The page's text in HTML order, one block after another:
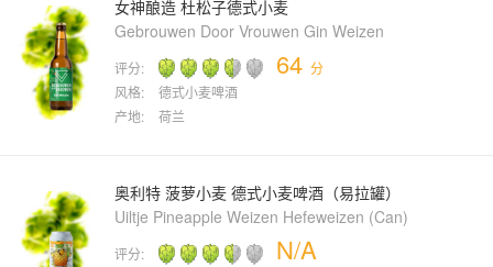
女神酿造 杜松子德式小麦
Gebrouwen Door Vrouwen Gin Weizen
评分: 64 分
风格:
德式小麦啤酒
产地:
荷兰
奥利特 菠萝小麦 德式小麦啤酒（易拉罐）
Uiltje Pineapple Weizen Hefeweizen (Can)
评分: N/A